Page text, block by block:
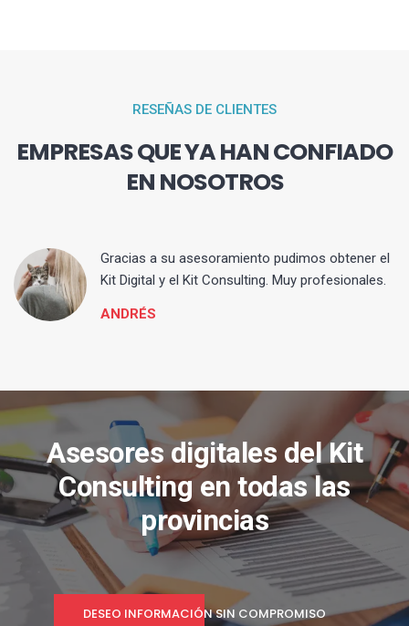
RESEÑAS DE CLIENTES
EMPRESAS QUE YA HAN CONFIADO
EN NOSOTROS
Gracias a su asesoramiento pudimos obtener el
Kit Digital y el Kit Consulting. Muy profesionales.
ANDRÉS
Asesores digitales del Kit
Consulting en todas las
provincias
DESEO INFORMACIÓN SIN COMPROMISO